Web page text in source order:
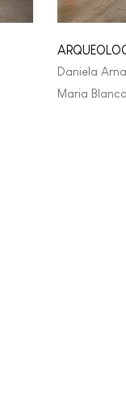
Daniela
Maria Blanco